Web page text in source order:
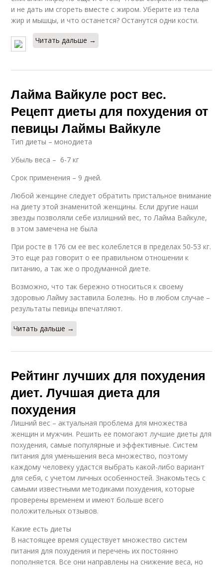
и не дать им сгореть вместе с жиром. Уберите из тела
жир и мышцы, и что останется? Останутся одни кости.
Читать дальше →
Лайма Вайкуле рост вес.
Рецепт диеты для похудения от
певицы Лаймы Вайкуле
Тип диеты – монодиета
Убыль веса – 6-7 кг
Срок применения – 9 дней.
Любой женщине следует обратить пристальное внимание
на диету этой знаменитой женщины. Если другие наши
звезды позволяли себе излишний вес, то Лайма Вайкуле,
в этом замечена не была
При росте в 176 см ее вес колеблется в пределах 50-53 кг.
Это еще раз говорит о ее правильном отношении к
питанию, а так же о продуманной диете.
Возможно, что так бережно относиться к своему
здоровью Лайму заставила Болезнь. Но в любом случае –
результаты певицы впечатляют.
Читать дальше →
Рейтинг лучших для похудения
диет. Лучшая диета для
похудения
Лишний вес – актуальная проблема для множества
женщин и мужчин. Решить ее помогают лучшие диеты для
похудения, самые популярные и эффективные. Систем
питания для уменьшения веса множество, поэтому
каждому человеку удастся выбрать какой-либо вариант
для себя, с учетом личных особенностей. Знакомьтесь с
самыми известными методиками похудения, которые
проверены временем и имеют больше всего
положительных отзывов.
Какие есть диеты
В настоящее время существует множество систем
питания для похудения и перечень их постоянно
пополняется. Все они направлены на снижение веса, но